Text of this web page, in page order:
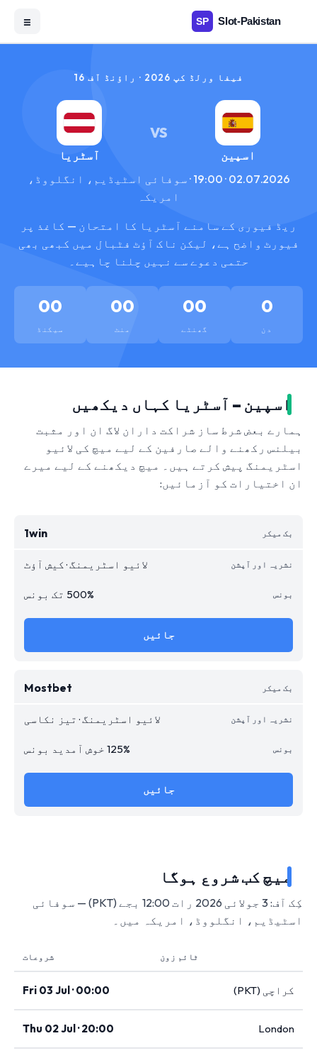
☰
فیفا ورلڈ کپ 2026 · راؤنڈ آف 16
اسپین
VS
آسٹریا
02.07.2026 · 19:00 · سوفائی اسٹیڈیم، انگلووڈ،
امریکہ
ریڈ فیوری کے سامنے آسٹریا کا امتحان — کاغذ پر
فیورٹ واضح ہے، لیکن ناک آؤٹ فٹبال میں کبھی بھی
حتمی دعوے سے نہیں چلنا چاہیے۔
0
دن
00
گھنٹے
00
منٹ
00
سیکنڈ
اسپین – آسٹریا کہاں دیکھیں
ہمارے بعض شرط ساز شراکت داران لاگ ان اور مثبت
بیلنس رکھنے والے صارفین کے لیے میچ کی لائیو
اسٹریمنگ پیش کرتے ہیں۔ میچ دیکھنے کے لیے میرے
ان اختیارات کو آزمائیں:
1win
لائیو اسٹریمنگ · کیش آؤٹ
500% تک بونس
جائیں
Mostbet
لائیو اسٹریمنگ · تیز نکاسی
125% خوش آمدید بونس
جائیں
میچ کب شروع ہوگا
کِک آف: 3 جولائی 2026 رات 12:00 بجے (PKT) — سوفائی
اسٹیڈیم، انگلووڈ، امریکہ میں۔
ٹائم زون شروعات
کراچی (PKT) Fri 03 Jul · 00:00
London
Thu 02 Jul · 20:00